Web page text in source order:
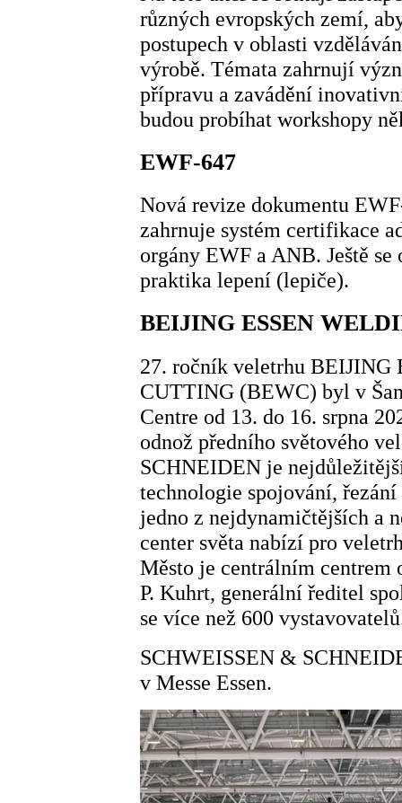
různých evropských zemí,
postupech v oblasti
výrobě. Témata zahrnují
přípravu a zavádění
budou probíhat workshopy
EWF-647
Nová revize dokumentu
zahrnuje systém certifikace
orgány EWF a ANB. Ještě
praktika lepení (lepiče).
BEIJING ESSEN
27. ročník veletrhu
CUTTING (BEWC) byl v
Centre od 13. do 16. srpna
odnož předního světového
SCHNEIDEN je
technologie spojování,
jedno z nejdynamičtějších a
center světa nabízí pro
Město je centrálním centrem
P. Kuhrt, generální ředitel
se více než 600
SCHWEISSEN &
v Messe Essen.